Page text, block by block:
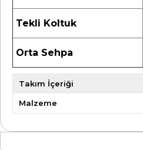
Tekli Koltuk
Orta Sehpa
Takım İçeriği
Malzeme